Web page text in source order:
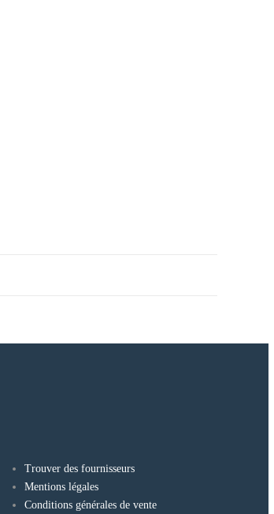
Trouver des fournisseurs
Mentions légales
Conditions générales de vente